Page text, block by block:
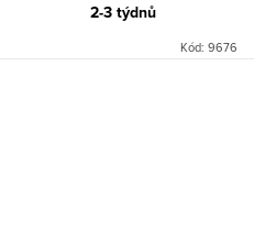
2-3 týdnů
Kód: 9676